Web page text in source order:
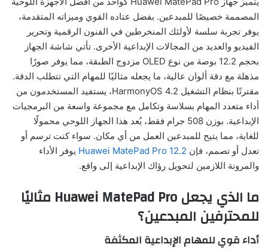
المصممة خصيصًا للمبدعين. بفضل عتاده القوي وميزاته المتقدمة،
يوفر تجربة سلسة لأولئك المنخرطين في الفنون الرقمية وتحرير
الفيديو والعديد من المجالات الإبداعية الأخرى. تأتي شاشة الجهاز
بحجم 12.2 بوصة من نوع OLED مزدوج الطبقة، مما يوفر صورًا
مذهلة مع دقة ألوان عالية، ما يجعله مثاليًا للمهام التي تتطلب الدقة.
مقترنًا بنظام التشغيل HarmonyOS 4.2، يستفيد المستخدمون من
أداء متعدد المهام بسلاسة وتكامل مع مجموعة واسعة من البرمجيات
الإبداعية. بوزن 508 جرام فقط، يُعد هذا الجهاز اللوحي محمولًا
للغاية، مما يتيح للمبدعين العمل من أي مكان. سواء كنت ترسم أو
تعدل أو تصمم، فإن Huawei MatePad Pro 12.2 يوفر الأداء
والمرونة اللازمين لتحويل رؤاك الإبداعية إلى واقع.
ما الذي يجعلHuawei MatePad Pro مثاليًا
للمحترفين المبدعين؟
أداء قوي للمهام الإبداعية المكثفة